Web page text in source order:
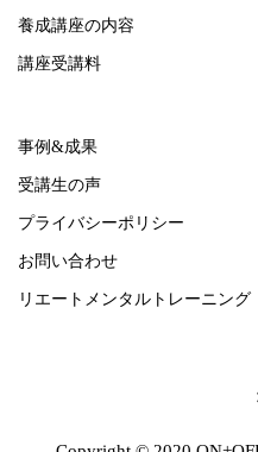
養成講座の内容
講座受講料
事例&成果
受講生の声
プライバシーポリシー
お問い合わせ
リエートメンタルトレーニング